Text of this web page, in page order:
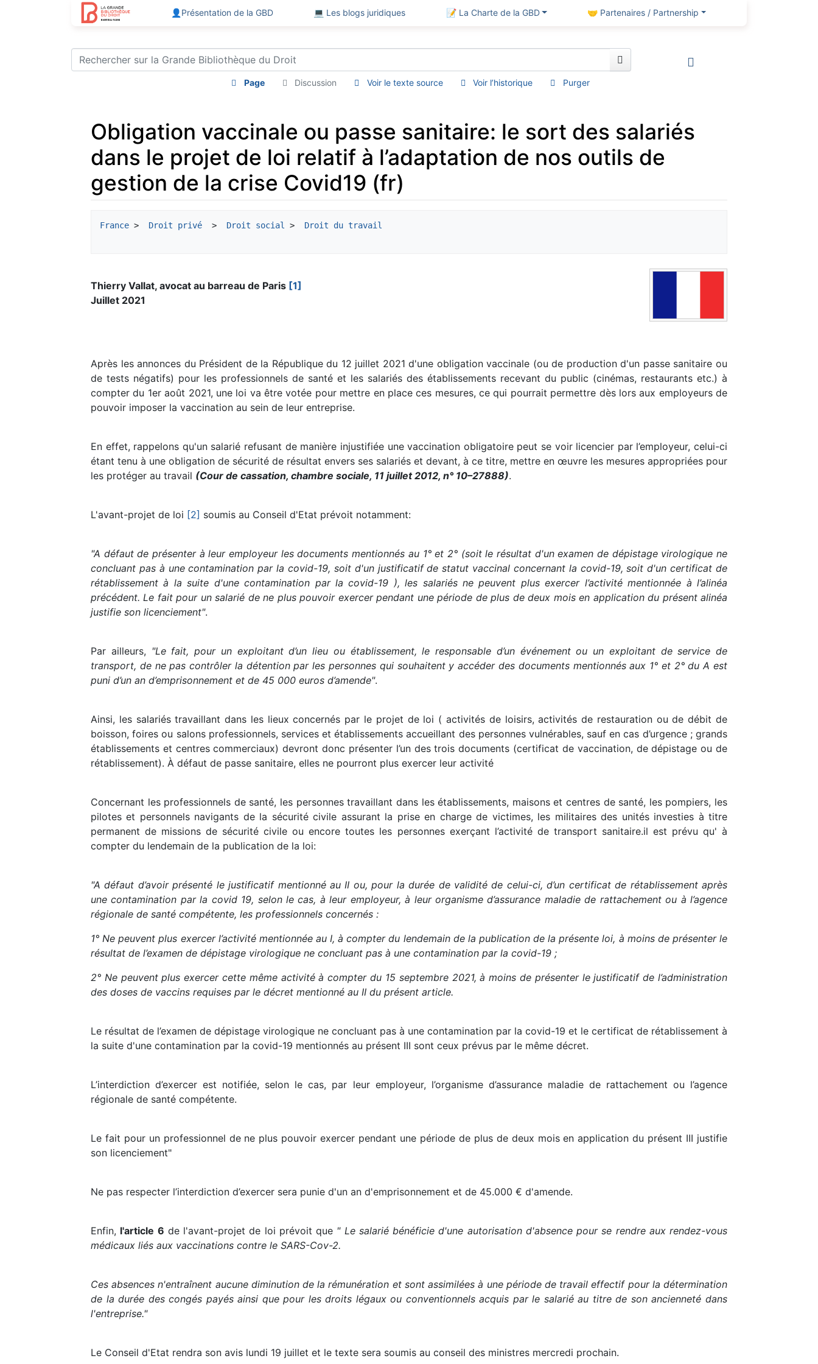
👤Présentation de la GBD 💻 Les blogs juridiques 📝 La Charte de la GBD 🤝 Partenaires / Partnership
Page Discussion Voir le texte source Voir l’historique Purger
Obligation vaccinale ou passe sanitaire: le sort des salariés
dans le projet de loi relatif à l’adaptation de nos outils de
gestion de la crise Covid19 (fr)
France > Droit privé
  >
Droit social > Droit du travail
Thierry Vallat, avocat au barreau de Paris [1]
Juillet 2021
Après les annonces du Président de la République du 12 juillet 2021 d'une obligation vaccinale (ou de production d'un passe sanitaire ou
de tests négatifs) pour les professionnels de santé et les salariés des établissements recevant du public (cinémas, restaurants etc.) à
compter du 1er août 2021, une loi va être votée pour mettre en place ces mesures, ce qui pourrait permettre dès lors aux employeurs de
pouvoir imposer la vaccination au sein de leur entreprise.
En effet, rappelons qu'un salarié refusant de manière injustifiée une vaccination obligatoire peut se voir licencier par l’employeur, celui-ci
étant tenu à une obligation de sécurité de résultat envers ses salariés et devant, à ce titre, mettre en œuvre les mesures appropriées pour
les protéger au travail (Cour de cassation, chambre sociale, 11 juillet 2012, n° 10–27888).
L'avant-projet de loi [2] soumis au Conseil d'Etat prévoit notamment:
"A défaut de présenter à leur employeur les documents mentionnés au 1° et 2° (soit le résultat d'un examen de dépistage virologique ne
concluant pas à une contamination par la covid-19, soit d'un justificatif de statut vaccinal concernant la covid-19, soit d'un certificat de
rétablissement à la suite d'une contamination par la covid-19 ), les salariés ne peuvent plus exercer l’activité mentionnée à l’alinéa
précédent. Le fait pour un salarié de ne plus pouvoir exercer pendant une période de plus de deux mois en application du présent alinéa
justifie son licenciement".
Par ailleurs, "Le fait, pour un exploitant d’un lieu ou établissement, le responsable d’un événement ou un exploitant de service de
transport, de ne pas contrôler la détention par les personnes qui souhaitent y accéder des documents mentionnés aux 1° et 2° du A est
puni d’un an d’emprisonnement et de 45 000 euros d’amende".
Ainsi, les salariés travaillant dans les lieux concernés par le projet de loi ( activités de loisirs, activités de restauration ou de débit de
boisson, foires ou salons professionnels, services et établissements accueillant des personnes vulnérables, sauf en cas d’urgence ; grands
établissements et centres commerciaux) devront donc présenter l’un des trois documents (certificat de vaccination, de dépistage ou de
rétablissement). À défaut de passe sanitaire, elles ne pourront plus exercer leur activité
Concernant les professionnels de santé, les personnes travaillant dans les établissements, maisons et centres de santé, les pompiers, les
pilotes et personnels navigants de la sécurité civile assurant la prise en charge de victimes, les militaires des unités investies à titre
permanent de missions de sécurité civile ou encore toutes les personnes exerçant l’activité de transport sanitaire.il est prévu qu' à
compter du lendemain de la publication de la loi:
"A défaut d’avoir présenté le justificatif mentionné au II ou, pour la durée de validité de celui-ci, d’un certificat de rétablissement après
une contamination par la covid 19, selon le cas, à leur employeur, à leur organisme d’assurance maladie de rattachement ou à l’agence
régionale de santé compétente, les professionnels concernés :
1° Ne peuvent plus exercer l’activité mentionnée au I, à compter du lendemain de la publication de la présente loi, à moins de présenter le
résultat de l’examen de dépistage virologique ne concluant pas à une contamination par la covid-19 ;
2° Ne peuvent plus exercer cette même activité à compter du 15 septembre 2021, à moins de présenter le justificatif de l’administration
des doses de vaccins requises par le décret mentionné au II du présent article.
Le résultat de l’examen de dépistage virologique ne concluant pas à une contamination par la covid-19 et le certificat de rétablissement à
la suite d'une contamination par la covid-19 mentionnés au présent III sont ceux prévus par le même décret.
L’interdiction d’exercer est notifiée, selon le cas, par leur employeur, l’organisme d’assurance maladie de rattachement ou l’agence
régionale de santé compétente.
Le fait pour un professionnel de ne plus pouvoir exercer pendant une période de plus de deux mois en application du présent III justifie
son licenciement"
Ne pas respecter l’interdiction d’exercer sera punie d'un an d'emprisonnement et de 45.000 € d'amende.
Enfin, l'article 6 de l'avant-projet de loi prévoit que " Le salarié bénéficie d'une autorisation d'absence pour se rendre aux rendez-vous
médicaux liés aux vaccinations contre le SARS-Cov-2.
Ces absences n'entraînent aucune diminution de la rémunération et sont assimilées à une période de travail effectif pour la détermination
de la durée des congés payés ainsi que pour les droits légaux ou conventionnels acquis par le salarié au titre de son ancienneté dans
l'entreprise."
Le Conseil d'Etat rendra son avis lundi 19 juillet et le texte sera soumis au conseil des ministres mercredi prochain.